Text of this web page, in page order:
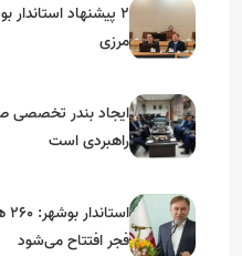
۲ پیشنهاد
مرزی
ایجاد بندر تخصصی
راهبردی است
فجر افتتاح می‌شود